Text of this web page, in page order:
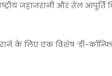
जहाजरानी और तेल आपूर्ति
के लिए एक विशेष ‘डी-